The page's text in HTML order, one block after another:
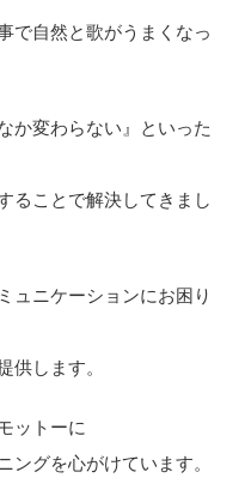
で自然と歌がうまくなっ
か変わらない』といった
ることで解決してきまし
ュニケーションにお困り
供します。
ットーに
グを心がけています。